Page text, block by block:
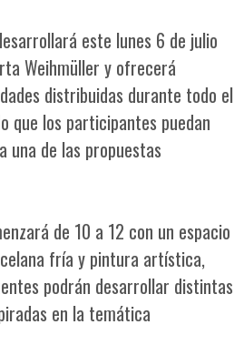
este lunes 6 de julio
Weihmüller y ofrecerá
distribuidas durante todo el
que los participantes puedan
una de las propuestas
de 10 a 12 con un espacio
fría y pintura artística,
podrán desarrollar distintas
en la temática